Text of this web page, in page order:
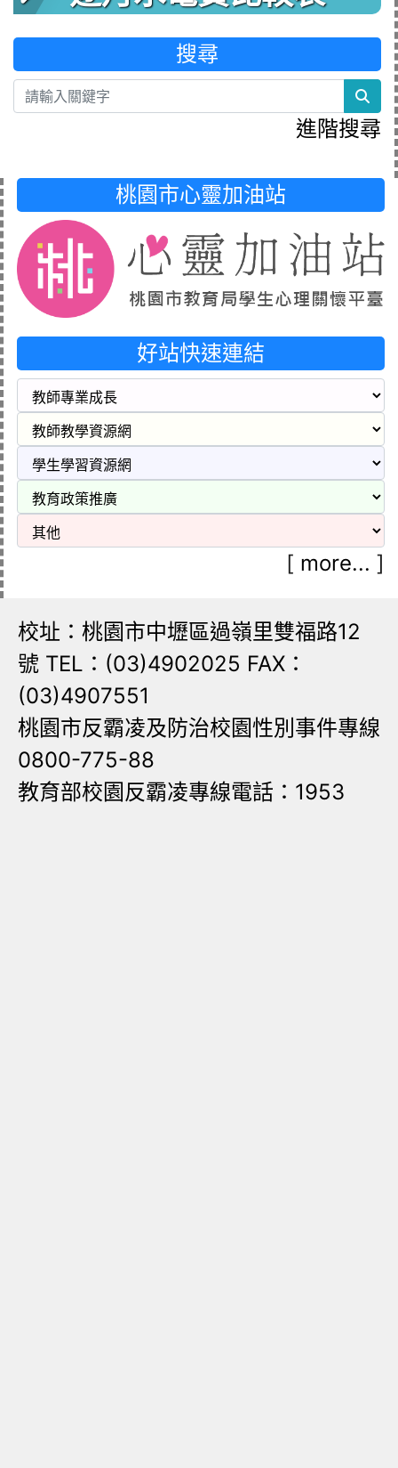
搜尋
進階搜尋
桃園市心靈加油站
好站快速連結
[ more... ]
校址：桃園市中壢區過嶺里雙福路12
號 TEL：(03)4902025 FAX：
(03)4907551
桃園市反霸凌及防治校園性別事件專線
0800-775-88
教育部校園反霸凌專線電話：1953